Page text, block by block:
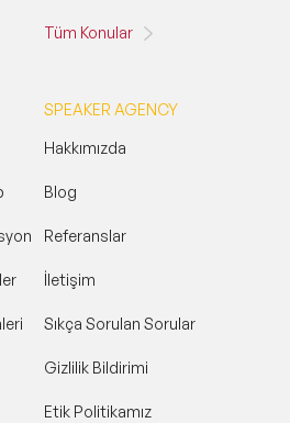
Tüm Konular
SPEAKER AGENCY
Hakkımızda
Blog
Referanslar
İletişim
Sıkça Sorulan Sorular
Gizlilik Bildirimi
Etik Politikamız